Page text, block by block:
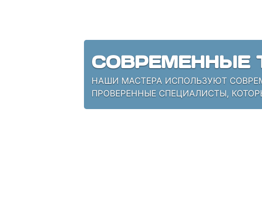
СОВРЕМЕННЫЕ
НАШИ МАСТЕРА ИСПОЛЬЗУЮТ
ПРОВЕРЕННЫЕ СПЕЦИАЛИСТЫ,